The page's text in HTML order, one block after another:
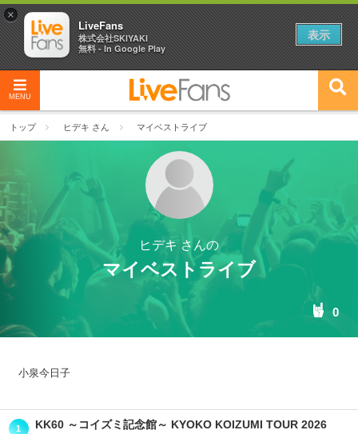
MENU
トップ ヒデキ さん マイベストライブ
ヒデキ さんの
マイベストライブ
0
小泉今日子
1 KK60 ～コイズミ記念館～ KYOKO KOIZUMI TOUR 2026
×
LiveFans
株式会社SKIYAKI
無料 - In Google Play
表示